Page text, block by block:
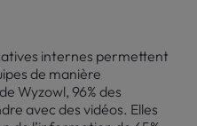
internes permettent
de manière
Wyzowl, 96% des
avec des vidéos. Elles